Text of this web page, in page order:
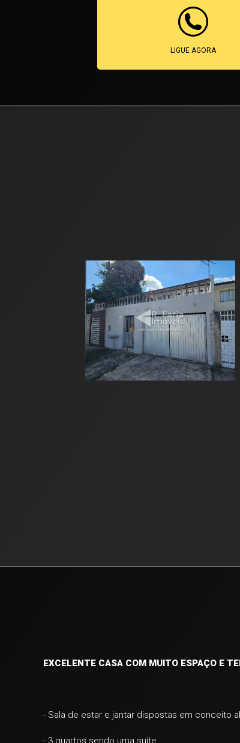
LIGUE AGORA
EXCELENTE CASA COM MUITO ESPAÇO E
- Sala de estar e jantar dispostas em conceito
- 3 quartos sendo uma suíte